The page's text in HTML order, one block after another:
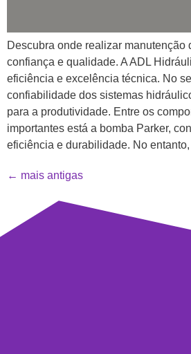
Descubra onde realizar manutenção
confiança e qualidade. A ADL
eficiência e excelência técnica. No
confiabilidade dos sistemas
para a produtividade. Entre os
importantes está a bomba Parker,
eficiência e durabilidade. No
← mais antigas